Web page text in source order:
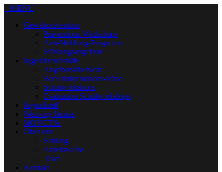
+ MENU
Gewaltprävention
Präventions-Workshops
Anti-Mobbing-Programm
Stärkungsangebote
Jugendberufshilfe
Angebotsübersicht
Berufsinformations-börse
Schulworkshops
Evaluation Schulworkshops
Jugendtreff
Weaving Stories
MOVETIA
Über uns
Satzung
Arbeitsweise
Team
Kontakt